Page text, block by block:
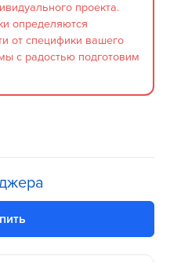
проекта.
определяются
от специфики вашего
с радостью подготовим